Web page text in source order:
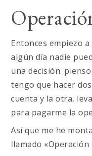
Entonces empiezo
algún día nadie
una decisión:
tengo que hacer
cuenta y la otra,
para pagarme la
Así que me he
llamado «Operación